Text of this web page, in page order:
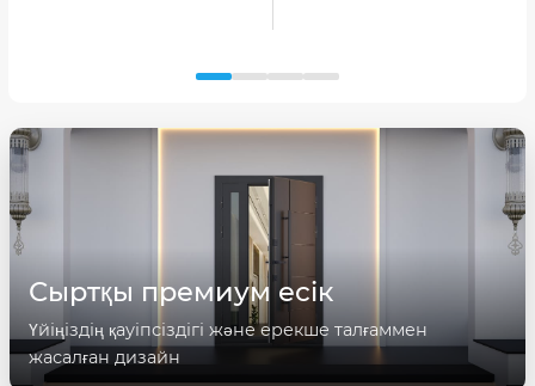
Сыртқы премиум есік
Үйіңіздің қауіпсіздігі және ерекше талғаммен
жасалған дизайн